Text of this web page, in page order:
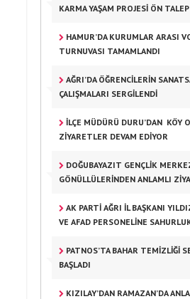
KARMA YAŞAM PROJESİ ÖN
HAMUR’DA KURUMLAR ARASI
TURNUVASI TAMAMLANDI
AĞRI’DA ÖĞRENCILERIN
ÇALIŞMALARI SERGILENDI
İLÇE MÜDÜRÜ DURU’DAN KÖY
ZIYARETLER DEVAM EDIYOR
DOĞUBAYAZIT GENÇLIK
GÖNÜLLÜLERINDEN ANLAMLI
AK PARTI AĞRI İL BAŞKANI
VE AFAD PERSONELINE
PATNOS’TA BAHAR TEMIZLIĞI
BAŞLADI
KIZILAY’DAN RAMAZAN’DA